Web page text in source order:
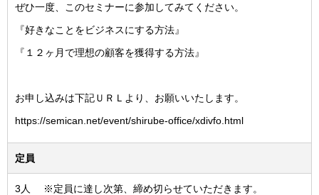
ぜひ一度、このセミナーに参加してみてください。
『好きなことをビジネスにする方法』
『１２ヶ月で理想の顧客を獲得する方法』
お申し込みは下記ＵＲＬより、お願いいたします。
https://semican.net/event/shirube-office/xdivfo.html
定員
3人 ※定員に達し次第、締め切らせていただきます。